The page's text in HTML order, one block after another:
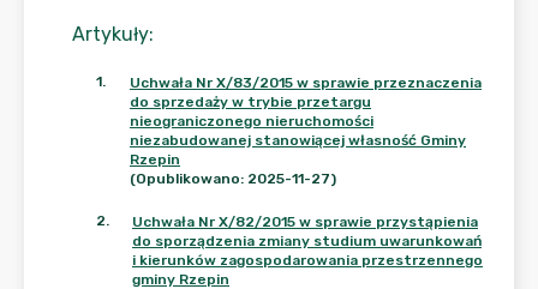
Artykuły:
1.
Uchwała Nr X/83/2015 w sprawie przeznaczenia
do sprzedaży w trybie przetargu
nieograniczonego nieruchomości
niezabudowanej stanowiącej własność Gminy
Rzepin
(Opublikowano: 2025-11-27)
2.
Uchwała Nr X/82/2015 w sprawie przystąpienia
do sporządzenia zmiany studium uwarunkowań
i kierunków zagospodarowania przestrzennego
gminy Rzepin